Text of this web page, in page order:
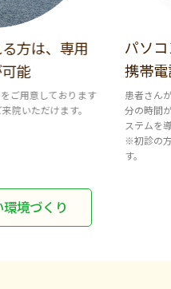
方は、専用
能
ご用意しております
院いただけます。
パソ
携帯
患者さん
分の時間
ステムを
※初診の
す。
境づくり